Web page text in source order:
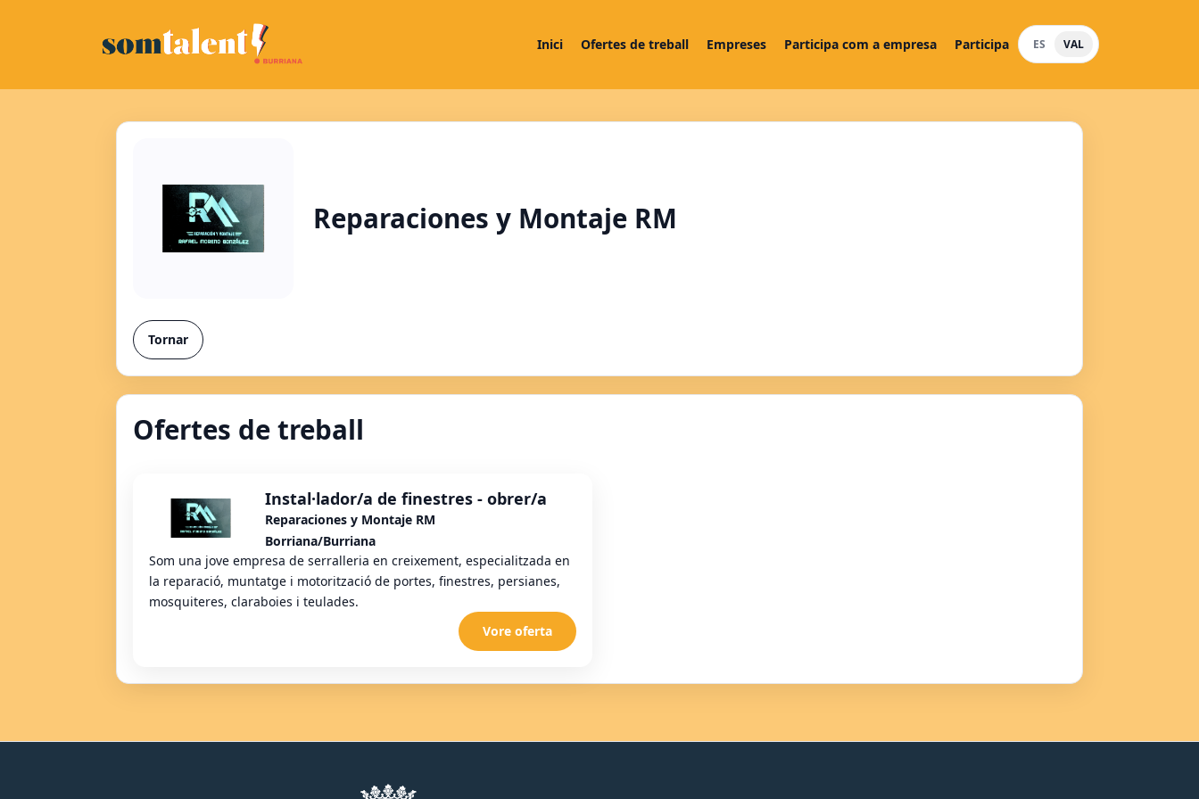
Inici Ofertes de treball Empreses Participa com a empresa Participa ES VAL
Reparaciones y Montaje RM
Tornar
Ofertes de treball
Instal·lador/a de finestres - obrer/a
Reparaciones y Montaje RM
Borriana/Burriana
Som una jove empresa de serralleria en creixement, especialitzada en
la reparació, muntatge i motorització de portes, finestres, persianes,
mosquiteres, claraboies i teulades.
Vore oferta